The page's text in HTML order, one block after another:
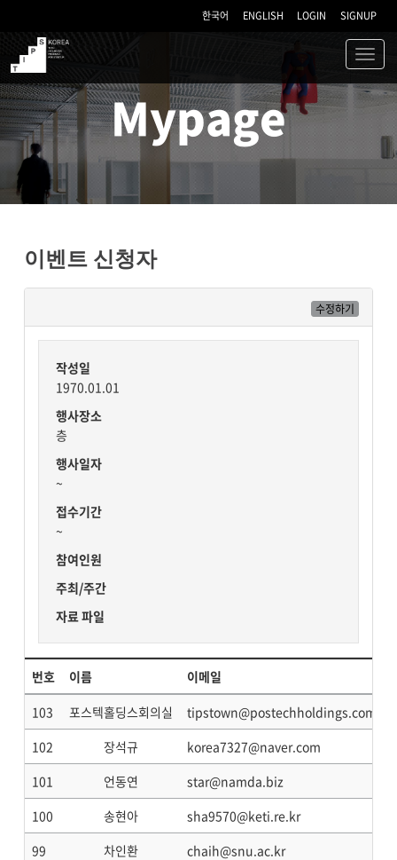
한국어 ENGLISH LOGIN SIGNUP
TIPS
Mypage
이벤트 신청자
수정하기
작성일
1970.01.01
행사장소
층
행사일자
~
접수기간
~
참여인원
주최/주간
자료 파일
번호 이름 이메일
103
포스텍홀딩스회의실 tipstown@postechholdings.com
102
장석규 korea7327@naver.com
101
언동연 star@namda.biz
100
송현아 sha9570@keti.re.kr
99
차인환 chaih@snu.ac.kr